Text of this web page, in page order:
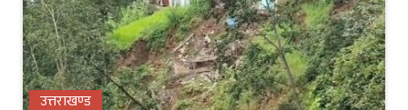
उत्तराखण्ड